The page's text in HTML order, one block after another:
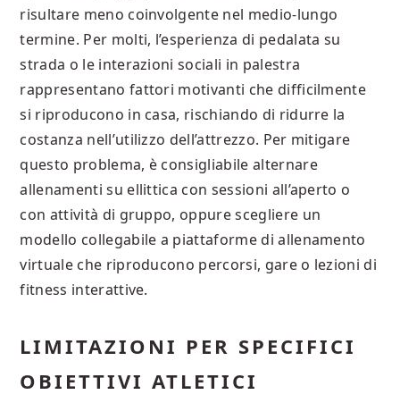
risultare meno coinvolgente nel medio‐lungo
termine. Per molti, l’esperienza di pedalata su
strada o le interazioni sociali in palestra
rappresentano fattori motivanti che difficilmente
si riproducono in casa, rischiando di ridurre la
costanza nell’utilizzo dell’attrezzo. Per mitigare
questo problema, è consigliabile alternare
allenamenti su ellittica con sessioni all’aperto o
con attività di gruppo, oppure scegliere un
modello collegabile a piattaforme di allenamento
virtuale che riproducono percorsi, gare o lezioni di
fitness interattive.
LIMITAZIONI PER SPECIFICI
OBIETTIVI ATLETICI